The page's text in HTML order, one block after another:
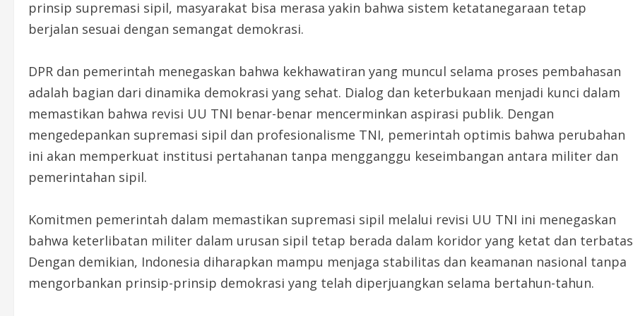
prinsip supremasi sipil, masyarakat bisa merasa yakin bahwa sistem ketatanegaraan tetap
berjalan sesuai dengan semangat demokrasi.
DPR dan pemerintah menegaskan bahwa kekhawatiran yang muncul selama proses pembahasan
adalah bagian dari dinamika demokrasi yang sehat. Dialog dan keterbukaan menjadi kunci dalam
memastikan bahwa revisi UU TNI benar-benar mencerminkan aspirasi publik. Dengan
mengedepankan supremasi sipil dan profesionalisme TNI, pemerintah optimis bahwa perubahan
ini akan memperkuat institusi pertahanan tanpa mengganggu keseimbangan antara militer dan
pemerintahan sipil.
Komitmen pemerintah dalam memastikan supremasi sipil melalui revisi UU TNI ini menegaskan
bahwa keterlibatan militer dalam urusan sipil tetap berada dalam koridor yang ketat dan
Dengan demikian, Indonesia diharapkan mampu menjaga stabilitas dan keamanan nasional tanpa
mengorbankan prinsip-prinsip demokrasi yang telah diperjuangkan selama bertahun-tahun.